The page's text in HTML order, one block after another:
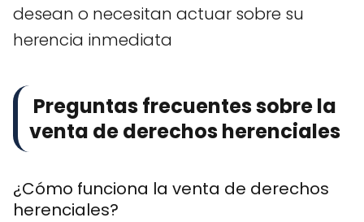
desean o necesitan actuar sobre su
herencia inmediata
Preguntas frecuentes sobre la
venta de derechos herenciales
¿Cómo funciona la venta de derechos
herenciales?